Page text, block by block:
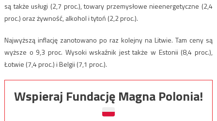
są także usługi (2,7 proc.), towary przemysłowe nieenergetyczne (2,4
proc.) oraz żywność, alkohol i tytoń (2,2 proc.).
Najwyższą inflację zanotowano po raz kolejny na Litwie. Tam ceny są
wyższe o 9,3 proc. Wysoki wskaźnik jest także w Estonii (8,4 proc.),
Łotwie (7,4 proc.) i Belgii (7,1 proc.).
Wspieraj Fundację Magna Polonia!